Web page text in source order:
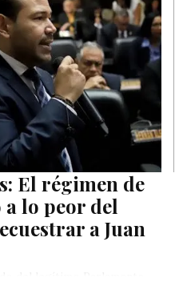
El régimen de
lo peor del
a Juan